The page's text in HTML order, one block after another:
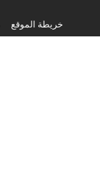
خريطة الموقع